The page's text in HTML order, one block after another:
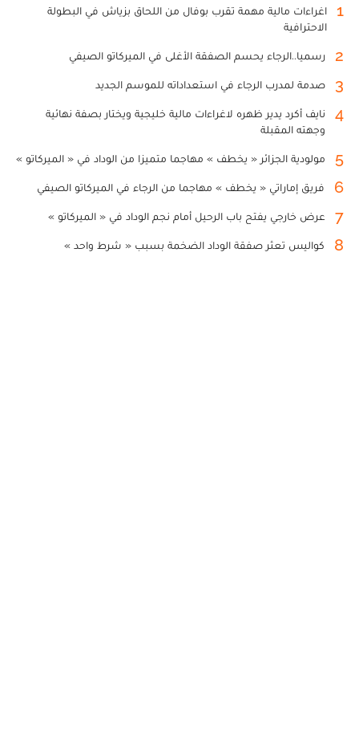
1
اغراءات مالية مهمة تقرب بوفال من اللحاق بزياش في البطولة
الاحترافية
2 رسميا..الرجاء يحسم الصفقة الأغلى في الميركاتو الصيفي
3 صدمة لمدرب الرجاء في استعداداته للموسم الجديد
4
نايف أكرد يدير ظهره لاغراءات مالية خليجية ويختار بصفة نهائية
وجهته المقبلة
5 مولودية الجزائر « يخطف » مهاجما متميزا من الوداد في « الميركاتو »
6 فريق إماراتي « يخطف » مهاجما من الرجاء في الميركاتو الصيفي
7 عرض خارجي يفتح باب الرحيل أمام نجم الوداد في « الميركاتو »
8 كواليس تعثر صفقة الوداد الضخمة بسبب « شرط واحد »